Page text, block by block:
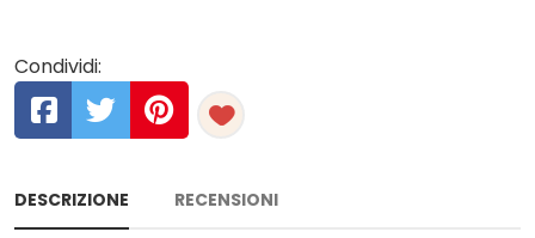
Condividi:
DESCRIZIONE RECENSIONI